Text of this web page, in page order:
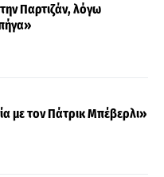
Παρτιζάν, λόγω
με τον Πάτρικ Μπέβερλι»